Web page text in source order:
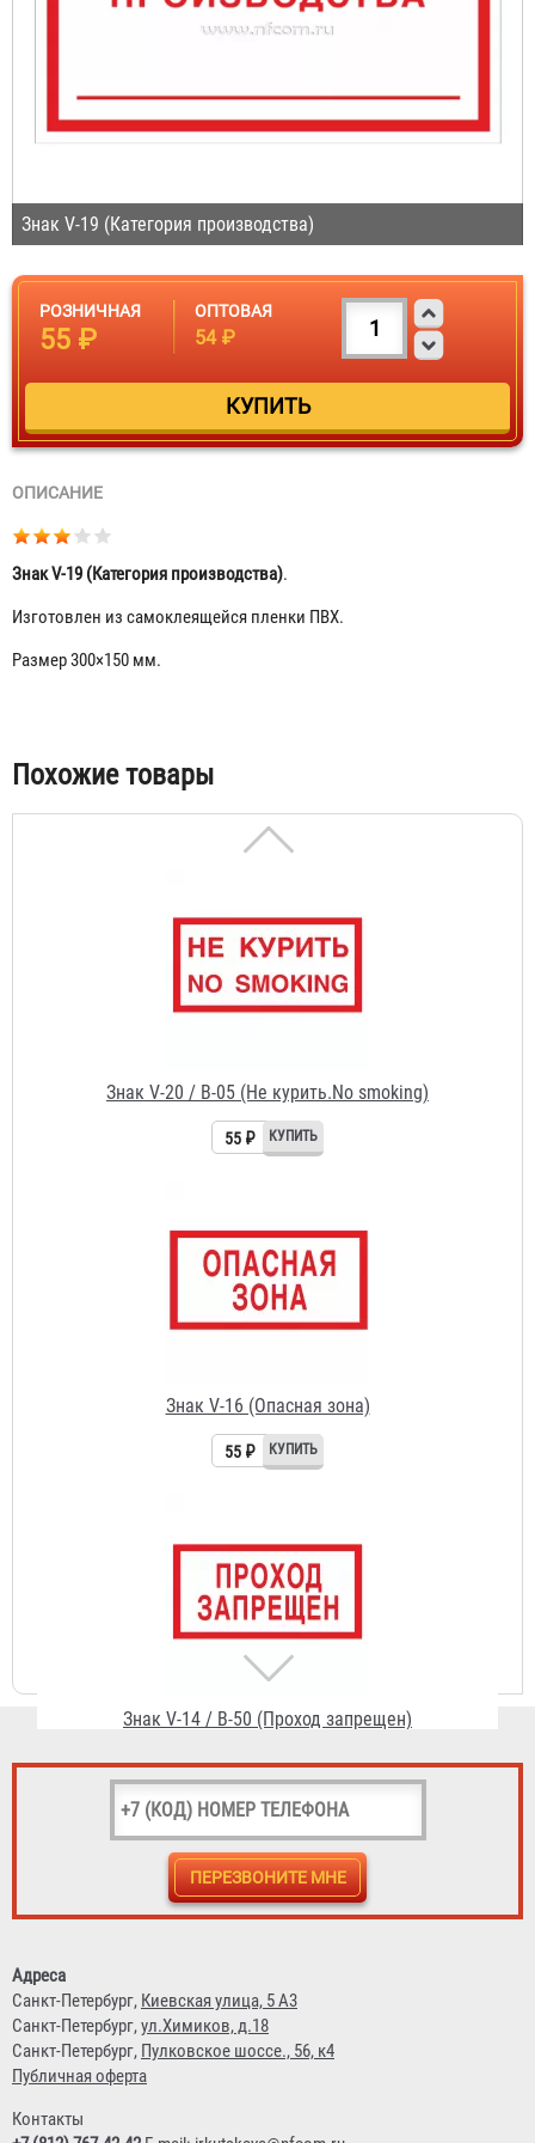
Знак V-19 (Категория производства)
РОЗНИЧНАЯ
55 ₽
ОПТОВАЯ
54 ₽
ОПИСАНИЕ
Знак V-19 (Категория производства).
Изготовлен из самоклеящейся пленки ПВХ.
Размер 300×150 мм.
Табы
Похожие товары
Знак V-20 / В-05 (Не курить.No smoking)
Знак V-16 (Опасная зона)
Знак V-14 / В-50 (Проход запрещен)
55 ₽
Знак V-39 / В-53 (Проход держать свободным)
Адреса
Санкт-Петербург, Киевская улица, 5 А3
Санкт-Петербург,ул.Химиков, д.18
Санкт-Петербург, Пулковское шоссе., 56, к4
Публичная оферта
Контакты